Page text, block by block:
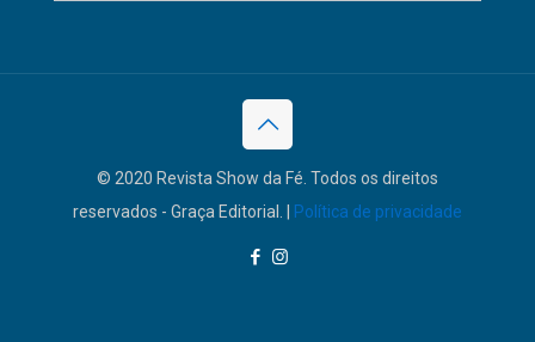
© 2020 Revista Show da Fé. Todos os direitos
reservados - Graça Editorial. |
Política de privacidade